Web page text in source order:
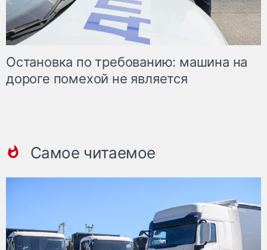
Остановка по требованию: машина на
дороге помехой не является
Самое читаемое